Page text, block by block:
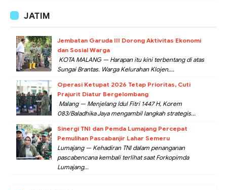
JATIM
Jembatan Garuda III Dorong Aktivitas Ekonomi
dan Sosial Warga
KOTA MALANG — Harapan itu kini terbentang di atas
Sungai Brantas. Warga Kelurahan Klojen,...
Operasi Ketupat 2026 Tetap Prioritas, Cuti
Prajurit Diatur Bergelombang
Malang — Menjelang Idul Fitri 1447 H, Korem
083/Baladhika Jaya mengambil langkah strategis...
Sinergi TNI dan Pemda Lumajang Percepat
Pemulihan Pascabanjir Lahar Semeru
Lumajang — Kehadiran TNI dalam penanganan
pascabencana kembali terlihat saat Forkopimda
Lumajang...